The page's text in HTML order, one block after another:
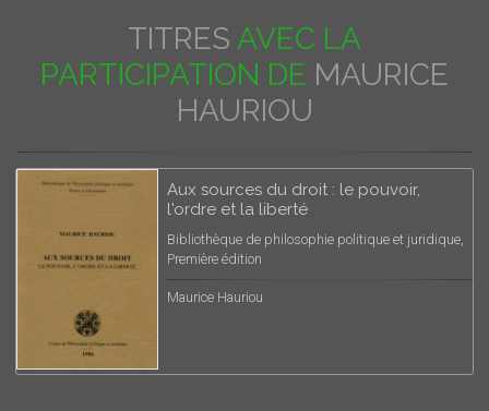
TITRES AVEC LA
PARTICIPATION DE MAURICE
HAURIOU
Aux sources du droit : le pouvoir,
l'ordre et la liberté
Bibliothèque de philosophie politique et juridique,
Première édition
Maurice Hauriou